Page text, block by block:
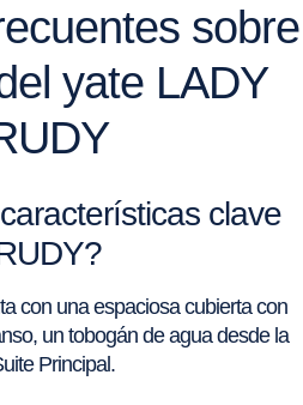
sobre
yate LADY
clave
con una espaciosa cubierta con
un tobogán de agua desde la
Principal.